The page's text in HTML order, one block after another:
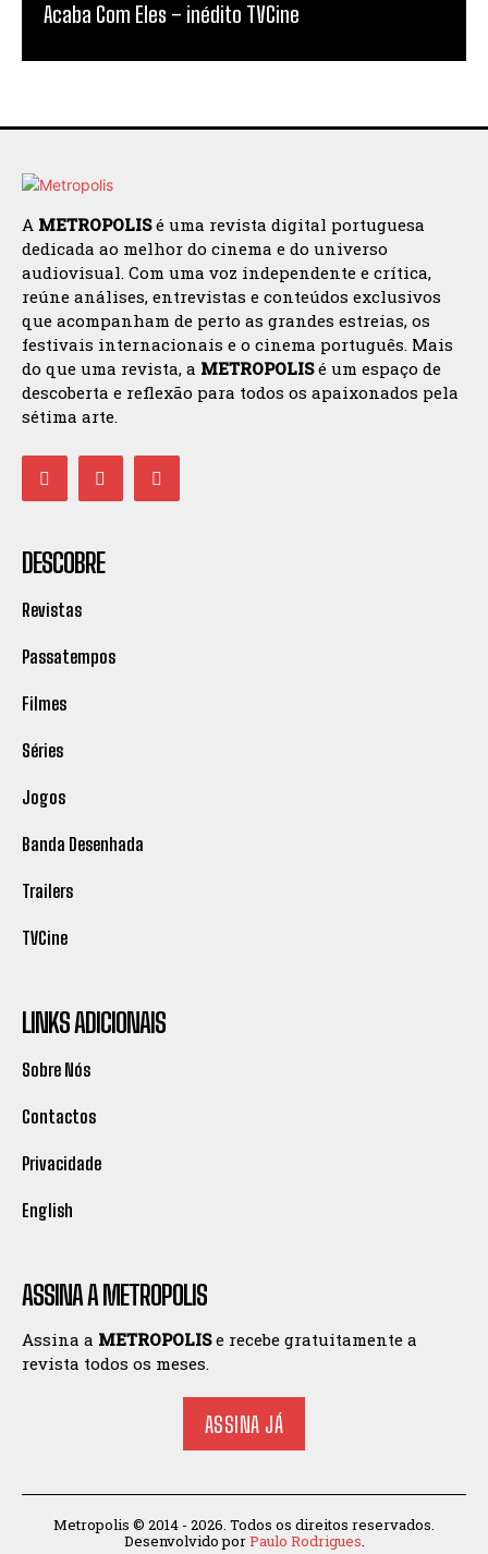
Acaba Com Eles – inédito TVCine
A METROPOLISé uma revista digital portuguesa
dedicada ao melhor do cinema e do universo
audiovisual. Com uma voz independente e crítica,
reúne análises, entrevistas e conteúdos exclusivos
que acompanham de perto as grandes estreias, os
festivais internacionais e o cinema português. Mais
do que uma revista, a METROPOLISé um espaço de
descoberta e reflexão para todos os apaixonados pela
sétima arte.
DESCOBRE
Revistas
Passatempos
Filmes
Séries
Jogos
Banda Desenhada
Trailers
TVCine
LINKS ADICIONAIS
Sobre Nós
Contactos
Privacidade
English
ASSINA A METROPOLIS
Assina a METROPOLISe recebe gratuitamente a
revista todos os meses.
ASSINA JÁ
Metropolis © 2014 - 2026. Todos os direitos reservados.
Desenvolvido porPaulo Rodrigues.